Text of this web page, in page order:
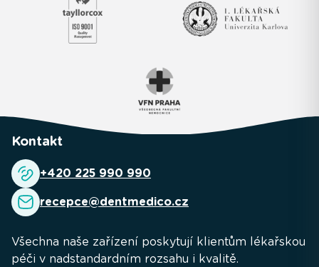
Kontakt
+420 225 990 990
recepce@dentmedico.cz
Všechna naše zařízení poskytují klientům lékařskou
péči v nadstandardním rozsahu i kvalitě.